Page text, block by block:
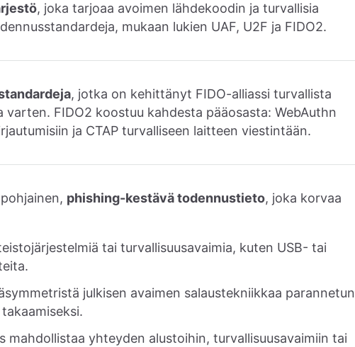
, joka tarjoaa avoimen lähdekoodin ja turvallisia
mukaan lukien UAF, U2F ja FIDO2.
, jotka on kehittänyt FIDO-alliassi turvallista
FIDO2 koostuu kahdesta pääosasta: WebAuthn
ja CTAP turvalliseen laitteen viestintään.
phishing-kestävä todennustieto, joka korvaa
tai turvallisuusavaimia, kuten USB- tai
julkisen avaimen salaustekniikkaa parannetun
mahdollistaa yhteyden alustoihin, turvallisuusavaimiin tai